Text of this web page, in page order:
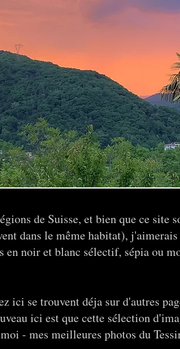
de Suisse, et bien que ce site
dans le même habitat),
en noir et blanc sélectif, sépia ou
ici se trouvent déja sur d'autres
ici est que cette sélection
- mes meilleures photos du